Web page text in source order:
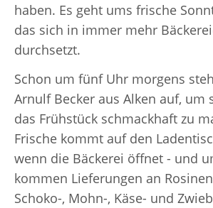
haben. Es geht ums frische
das sich in immer mehr
durchsetzt.
Schon um fünf Uhr morgens
Arnulf Becker aus Alken auf, um
das Frühstück schmackhaft zu
Frische kommt auf den
wenn die Bäckerei öffnet - und
kommen Lieferungen an
Schoko-, Mohn-, Käse- und